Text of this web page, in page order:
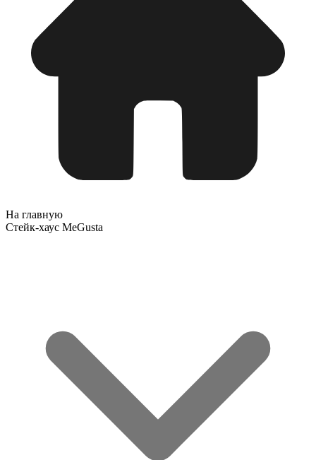
На главную
Стейк-хаус MeGusta